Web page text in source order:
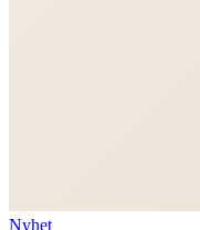
Nyhet